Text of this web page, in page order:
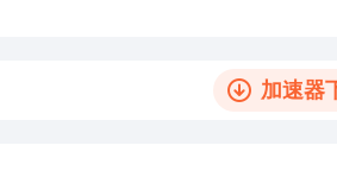
加速器